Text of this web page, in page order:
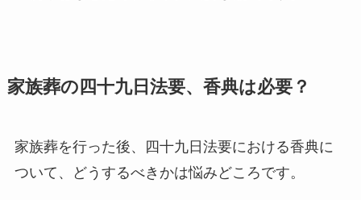
家族葬の四十九日法要、香典は必要？
家族葬を行った後、四十九日法要における香典に
ついて、どうするべきかは悩みどころです。